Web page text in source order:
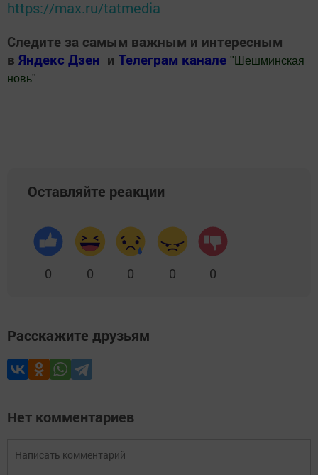
https://max.ru/tatmedia
Следите за самым важным и интересным
в Яндекс Дзен и Телеграм канале " Шешминская
новь"
Оставляйте реакции
0 0 0 0 0
Расскажите друзьям
Нет комментариев